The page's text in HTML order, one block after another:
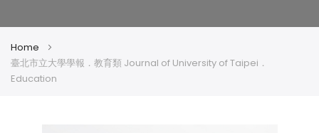
Home
臺北市立大學學報．教育類 Journal of University of Taipei．
Education